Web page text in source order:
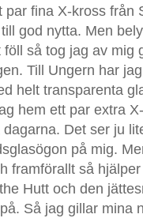
fina X-kross från
god nytta. Men
så tog jag av mig
Till Ungern har
helt transparenta
hem ett par extra
Det ser ju
på mig.
framförallt så
Hutt och den
Så jag gillar mina